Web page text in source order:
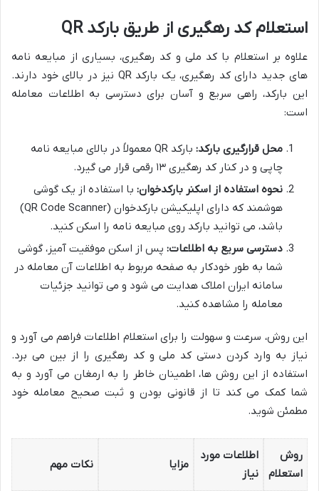
استعلام کد رهگیری از طریق بارکد QR
علاوه بر استعلام با کد ملی و کد رهگیری، بسیاری از مبایعه نامه
های جدید دارای کد رهگیری، یک بارکد QR نیز در بالای خود دارند.
این بارکد، راهی سریع و آسان برای دسترسی به اطلاعات معامله
است:
محل قرارگیری بارکد:
بارکد QR معمولاً در بالای مبایعه نامه
چاپی و در کنار کد رهگیری ۱۳ رقمی قرار می گیرد.
نحوه استفاده از اسکنر بارکدخوان: با استفاده از یک گوشی
هوشمند که دارای اپلیکیشن بارکدخوان (QR Code Scanner)
باشد، می توانید بارکد روی مبایعه نامه را اسکن کنید.
دسترسی سریع به اطلاعات: پس از اسکن موفقیت آمیز، گوشی
شما به طور خودکار به صفحه مربوط به اطلاعات آن معامله در
سامانه ایران املاک هدایت می شود و می توانید جزئیات
معامله را مشاهده کنید.
این روش، سرعت و سهولت را برای استعلام اطلاعات فراهم می آورد و
نیاز به وارد کردن دستی کد ملی و کد رهگیری را از بین می برد.
استفاده از این روش ها، اطمینان خاطر را به ارمغان می آورد و به
شما کمک می کند تا از قانونی بودن و ثبت صحیح معامله خود
مطمئن شوید.
روش
استعلام
اطلاعات مورد
نیاز
مزایا نکات مهم